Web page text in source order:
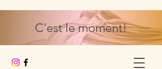
C'est le moment!